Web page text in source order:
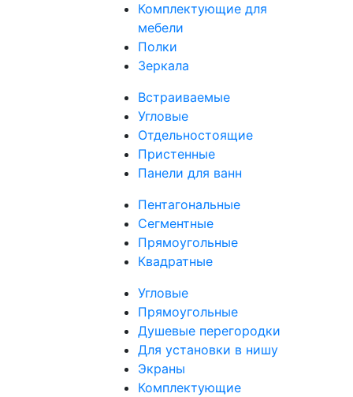
Комплектующие для
мебели
Полки
Зеркала
Встраиваемые
Угловые
Отдельностоящие
Пристенные
Панели для ванн
Пентагональные
Сегментные
Прямоугольные
Квадратные
Угловые
Прямоугольные
Душевые перегородки
Для установки в нишу
Экраны
Комплектующие